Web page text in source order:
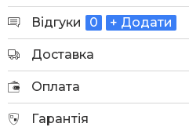
Відгуки 0 + Додати
Доставка
Оплата
Гарантія